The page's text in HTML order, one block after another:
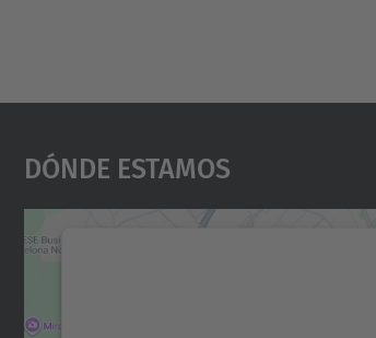
Dónde Estamos